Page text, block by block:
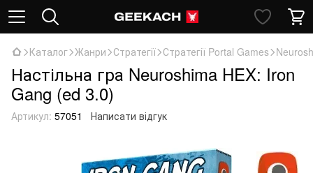
Каталог Жанри Стратегії Стратегії Portal Games
Настільна гра Neuroshima HEX: Iron
Gang (ed 3.0)
Артикул: 57051 Написати відгук